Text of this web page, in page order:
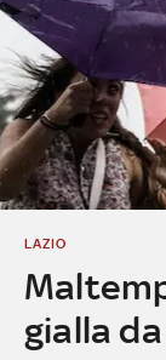
gialla
LAZIO